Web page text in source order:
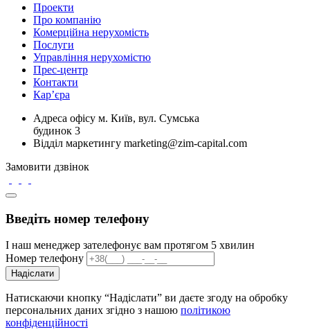
Проекти
Про компанію
Комерційна нерухомість
Послуги
Управління нерухомістю
Прес-центр
Контакти
Кар’єра
Адреса офісу м. Київ, вул. Сумська
будинок 3
Відділ маркетингу marketing@zim-capital.com
Замовити дзвінок
Введіть номер телефону
І наш менеджер зателефонує вам протягом 5 хвилин
Номер телефону
Надіслати
Натискаючи кнопку “Надіслати” ви даєте згоду на обробку
персональних даних згідно з нашою політикою
конфіденційності